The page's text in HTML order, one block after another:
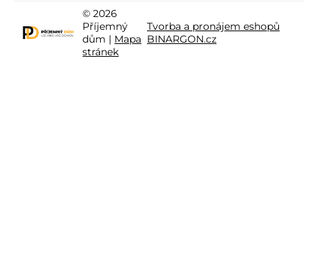
© 2026
Příjemný
dům | Mapa
stránek
Tvorba a pronájem eshopů
BINARGON.cz